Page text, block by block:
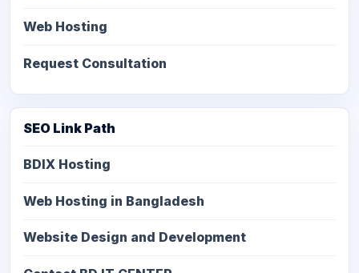
Web Hosting
Request Consultation
SEO Link Path
BDIX Hosting
Web Hosting in Bangladesh
Website Design and Development